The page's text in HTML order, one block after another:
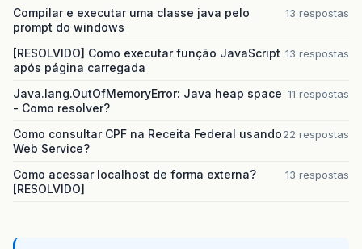
Compilar e executar uma classe java pelo
prompt do windows
13 respostas
[RESOLVIDO] Como executar função JavaScript
após página carregada
13 respostas
Java.lang.OutOfMemoryError: Java heap space
- Como resolver?
11 respostas
Como consultar CPF na Receita Federal usando
Web Service?
22 respostas
Como acessar localhost de forma externa?
[RESOLVIDO]
13 respostas